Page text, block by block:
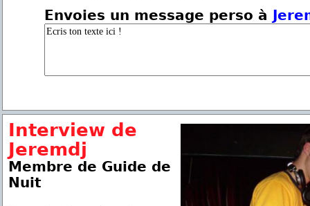
Envoies un message perso à
Interview de
Jeremdj
Membre de Guide de
Nuit